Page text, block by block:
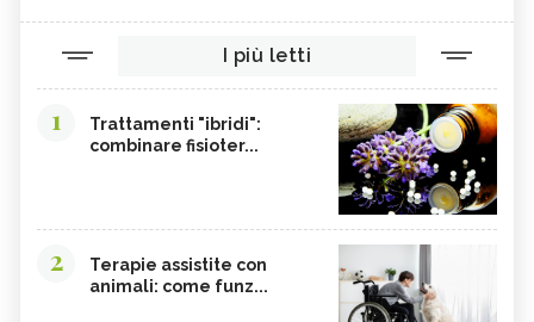
I più letti
1
Trattamenti "ibridi":
combinare fisioter...
2
Terapie assistite con
animali: come funz...